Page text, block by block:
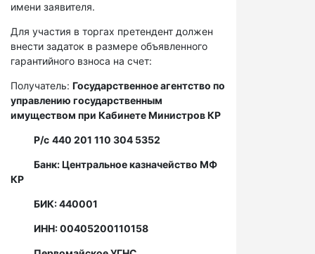
имени заявителя.
Для участия в торгах претендент должен
внести задаток в размере объявленного
гарантийного взноса на счет:
Получатель: Государственное агентство по
управлению государственным
имуществом при Кабинете Министров КР
Р/с 440 201 110 304 5352
Банк: Центральное казначейство МФ
КР
БИК: 440001
ИНН: 00405200110158